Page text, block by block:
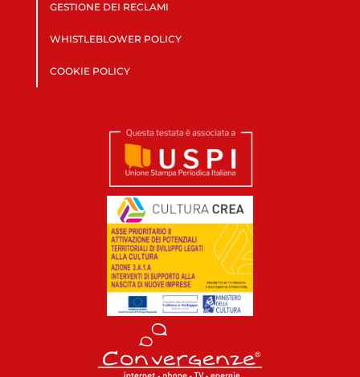
GESTIONE DEI RECLAMI
WHISTLEBLOWER POLICY
COOKIE POLICY